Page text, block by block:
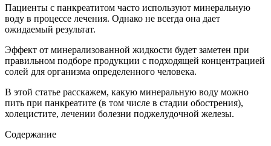
Пациенты с панкреатитом часто используют минеральную
воду в процессе лечения. Однако не всегда она дает
ожидаемый результат.
Эффект от минерализованной жидкости будет заметен при
правильном подборе продукции с подходящей концентрацией
солей для организма определенного человека.
В этой статье расскажем, какую минеральную воду можно
пить при панкреатите (в том числе в стадии обострения),
холецистите, лечении болезни поджелудочной железы.
Содержание